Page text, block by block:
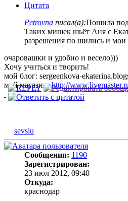
Цитата
Petrovna писал(а):Пошила
Таких мишек шьёт Аня с
разрешения по шились и мои
очаровашки и удобно и весело)))
Хочу учиться и творить!
мой блог: sergeenkova-
мой магазин:http://
sevsiu
Сообщения: 1190
Зарегистрирован:
23 июл 2012, 09:40
Откуда:
краснодар